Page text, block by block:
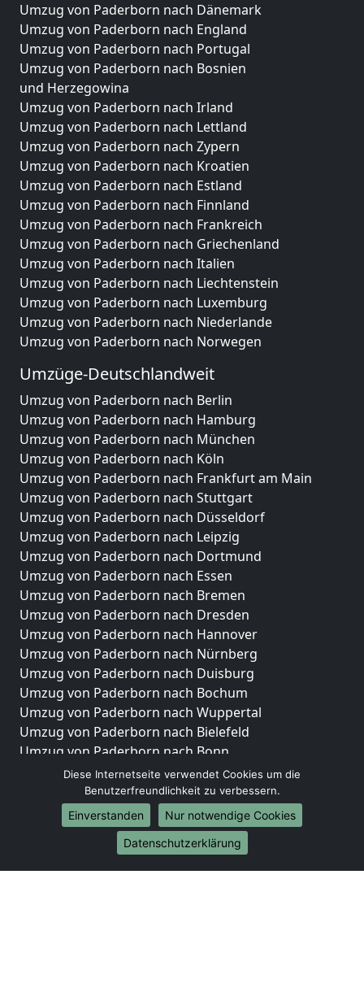
Umzug von Paderborn nach Dänemark
Umzug von Paderborn nach England
Umzug von Paderborn nach Portugal
Umzug von Paderborn nach Bosnien
und Herzegowina
Umzug von Paderborn nach Irland
Umzug von Paderborn nach Lettland
Umzug von Paderborn nach Zypern
Umzug von Paderborn nach Kroatien
Umzug von Paderborn nach Estland
Umzug von Paderborn nach Finnland
Umzug von Paderborn nach Frankreich
Umzug von Paderborn nach Griechenland
Umzug von Paderborn nach Italien
Umzug von Paderborn nach Liechtenstein
Umzug von Paderborn nach Luxemburg
Umzug von Paderborn nach Niederlande
Umzug von Paderborn nach Norwegen
Umzüge-Deutschlandweit
Umzug von Paderborn nach Berlin
Umzug von Paderborn nach Hamburg
Umzug von Paderborn nach München
Umzug von Paderborn nach Köln
Umzug von Paderborn nach Frankfurt am Main
Umzug von Paderborn nach Stuttgart
Umzug von Paderborn nach Düsseldorf
Umzug von Paderborn nach Leipzig
Umzug von Paderborn nach Dortmund
Umzug von Paderborn nach Essen
Umzug von Paderborn nach Bremen
Umzug von Paderborn nach Dresden
Umzug von Paderborn nach Hannover
Umzug von Paderborn nach Nürnberg
Umzug von Paderborn nach Duisburg
Umzug von Paderborn nach Bochum
Umzug von Paderborn nach Wuppertal
Umzug von Paderborn nach Bielefeld
Umzug von Paderborn nach Bonn
Umzug von Paderborn nach Münster
Internationale-Umzüge
Umzug von Paderborn nach Brasilien
Umzug von Paderborn nach Brunei Darussalam
Umzug von Paderborn nach Burkina Faso
Diese Internetseite verwendet Cookies um die
Benutzerfreundlichkeit zu verbessern.
Einverstanden
Nur notwendige Cookies
Datenschutzerklärung